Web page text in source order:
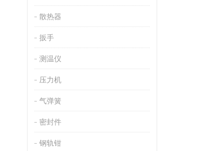
散热器
扳手
测温仪
压力机
气弹簧
密封件
钢轨钳